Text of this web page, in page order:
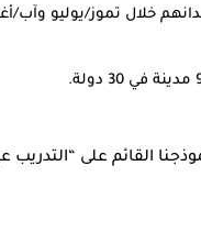
القائم على